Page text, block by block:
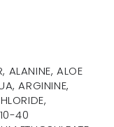
ALANINE, ALOE
ARGININE,
40